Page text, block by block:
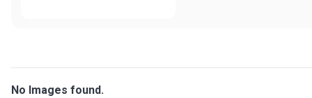
No Images found.